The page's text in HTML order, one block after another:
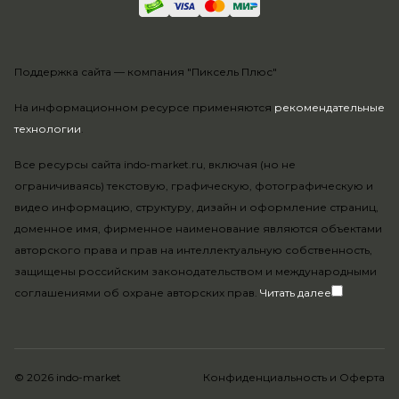
На информационном ресурсе применяются рекомендательные
технологии.
Все ресурсы сайта indo-market.ru, включая (но не
ограничиваясь) текстовую, графическую, фотографическую и
видео информацию, структуру, дизайн и оформление страниц,
доменное имя, фирменное наименование являются объектами
авторского права и прав на интеллектуальную собственность,
защищены российским законодательством и международными
соглашениями об охране авторских прав. Читать далее
Поддержка сайта — компания "Пиксель Плюс"
© 2026 indo-market Конфиденциальность и Оферта